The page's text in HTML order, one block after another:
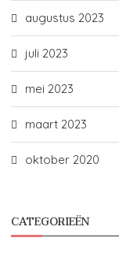
augustus 2023
juli 2023
mei 2023
maart 2023
oktober 2020
CATEGORIEËN